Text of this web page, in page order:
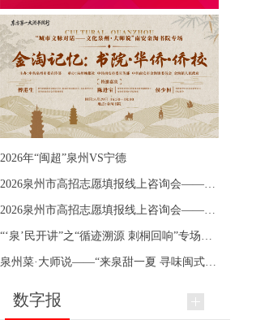
2026年“闽超”泉州VS宁德
数字报